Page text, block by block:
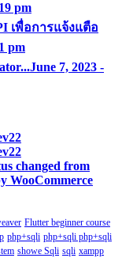
pm
เพื่อการแจ้งแตือ
pm
June 7, 2023 -
changed from
WooCommerce
Flutter beginner course
php+sqli php+sqli php+sqli
showe Sqli sqli xampp